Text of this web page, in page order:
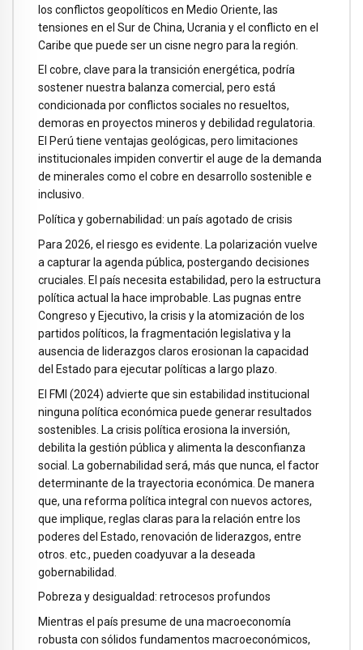
los conflictos geopolíticos en Medio Oriente, las
tensiones en el Sur de China, Ucrania y el conflicto en el
Caribe que puede ser un cisne negro para la región.
El cobre, clave para la transición energética, podría
sostener nuestra balanza comercial, pero está
condicionada por conflictos sociales no resueltos,
demoras en proyectos mineros y debilidad regulatoria.
El Perú tiene ventajas geológicas, pero limitaciones
institucionales impiden convertir el auge de la demanda
de minerales como el cobre en desarrollo sostenible e
inclusivo.
Política y gobernabilidad: un país agotado de crisis
Para 2026, el riesgo es evidente. La polarización vuelve
a capturar la agenda pública, postergando decisiones
cruciales. El país necesita estabilidad, pero la estructura
política actual la hace improbable. Las pugnas entre
Congreso y Ejecutivo, la crisis y la atomización de los
partidos políticos, la fragmentación legislativa y la
ausencia de liderazgos claros erosionan la capacidad
del Estado para ejecutar políticas a largo plazo.
El FMI (2024) advierte que sin estabilidad institucional
ninguna política económica puede generar resultados
sostenibles. La crisis política erosiona la inversión,
debilita la gestión pública y alimenta la desconfianza
social. La gobernabilidad será, más que nunca, el factor
determinante de la trayectoria económica. De manera
que, una reforma política integral con nuevos actores,
que implique, reglas claras para la relación entre los
poderes del Estado, renovación de liderazgos, entre
otros. etc., pueden coadyuvar a la deseada
gobernabilidad.
Pobreza y desigualdad: retrocesos profundos
Mientras el país presume de una macroeconomía
robusta con sólidos fundamentos macroeconómicos,